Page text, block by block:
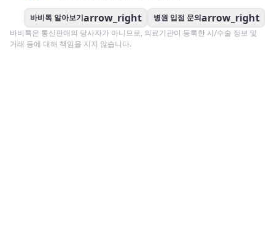
바비톡 알아보기arrow_right 병원 입점 문의arrow_right
바비톡은 통신판매의 당사자가 아니므로, 의료기관이 등록한 시/수술 정보 및
거래 등에 대해 책임을 지지 않습니다.